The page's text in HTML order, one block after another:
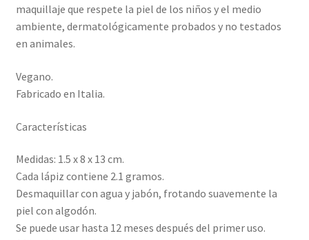
maquillaje que respete la piel de los niños y el medio
ambiente, dermatológicamente probados y no testados
en animales.
Vegano.
Fabricado en Italia.
Características
Medidas: 1.5 x 8 x 13 cm.
Cada lápiz contiene 2.1 gramos.
Desmaquillar con agua y jabón, frotando suavemente la
piel con algodón.
Se puede usar hasta 12 meses después del primer uso.